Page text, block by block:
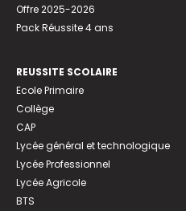
Offre 2025-2026
Pack Réussite 4 ans
REUSSITE SCOLAIRE
Ecole Primaire
Collège
CAP
Lycée général et technologique
Lycée Professionnel
Lycée Agricole
BTS